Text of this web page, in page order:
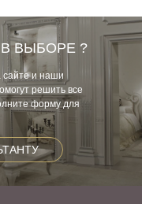
ВЫБОРЕ ?
сайте и наши
решить все
форму для